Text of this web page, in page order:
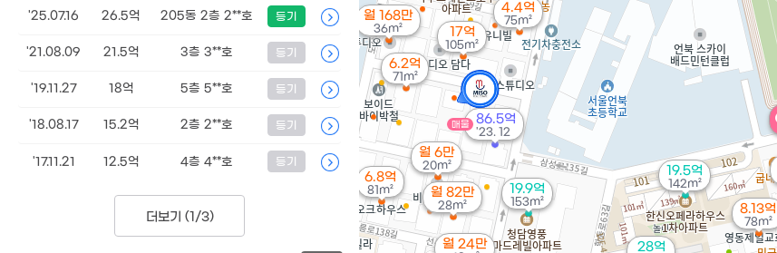
86.5억
'23. 12
매물
6.2억
71m²
17억
105m²
월 6만
20m²
월 24만
4.4억
75m²
월 168만
36m²
19.9억
153m²
28억
월 82만
28m²
19.5억
142m²
6.8억
81m²
8.13억
78m²
'25.07.16 26.5억 205동 2층 2**호 등기
'21.08.09 21.5억 3층 3**호 등기
'19.11.27 18억 5층 5**호 등기
'18.08.17 15.2억 2층 2**호 등기
'17.11.21 12.5억 4층 4**호 등기
더보기 (1/3)